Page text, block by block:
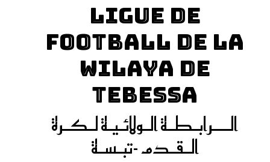
LIGUE DE
FOOTBALL DE LA
WILAYA DE
TEBESSA
الـــرابـطـة الـولائـيـة لـكـرة
الـقـدم -تبـسـة